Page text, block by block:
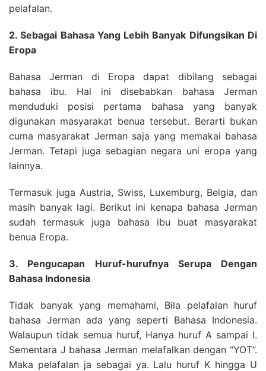
pelafalan.
2. Sebagai Bahasa Yang Lebih Banyak Difungsikan Di
Eropa
Bahasa Jerman di Eropa dapat dibilang sebagai
bahasa ibu. Hal ini disebabkan bahasa Jerman
menduduki posisi pertama bahasa yang banyak
digunakan masyarakat benua tersebut. Berarti bukan
cuma masyarakat Jerman saja yang memakai bahasa
Jerman. Tetapi juga sebagian negara uni eropa yang
lainnya.
Termasuk juga Austria, Swiss, Luxemburg, Belgia, dan
masih banyak lagi. Berikut ini kenapa bahasa Jerman
sudah termasuk juga bahasa ibu buat masyarakat
benua Eropa.
3. Pengucapan Huruf-hurufnya Serupa Dengan
Bahasa Indonesia
Tidak banyak yang memahami, Bila pelafalan huruf
bahasa Jerman ada yang seperti Bahasa Indonesia.
Walaupun tidak semua huruf, Hanya huruf A sampai I.
Sementara J bahasa Jerman melafalkan dengan “YOT”.
Maka pelafalan ja sebagai ya. Lalu huruf K hingga U